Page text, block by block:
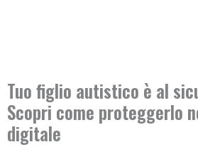
Tuo figlio autistico è al
Scopri come proteggerlo
digitale